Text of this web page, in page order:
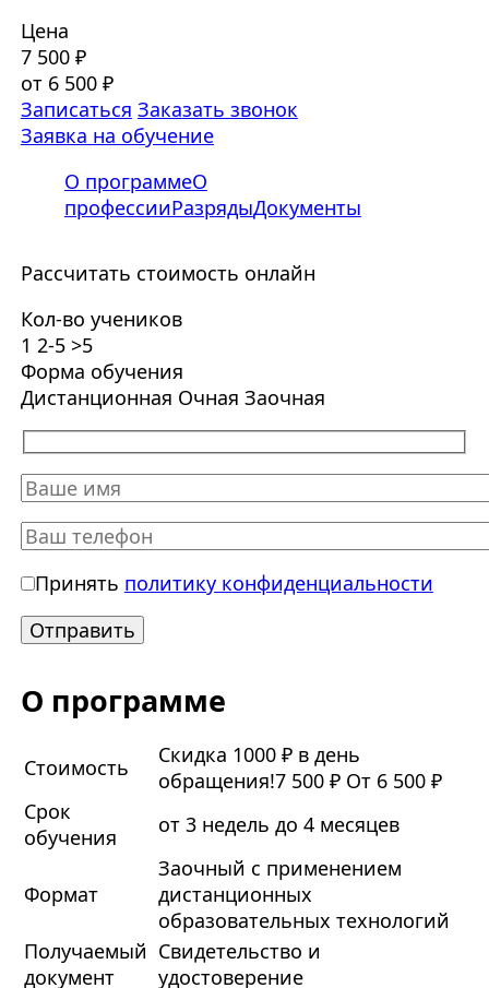
Цена
7 500 ₽
от 6 500 ₽
Записаться Заказать звонок
Заявка на обучение
О программеО
профессииРазрядыДокументы
Рассчитать стоимость онлайн
Кол-во учеников
1 2-5 >5
Форма обучения
Дистанционная Очная Заочная
Принять политику конфиденциальности
О программе
Стоимость
Скидка 1000 ₽ в день
обращения!7 500 ₽ От 6 500 ₽
Срок
обучения
от 3 недель до 4 месяцев
Формат
Заочный с применением
дистанционных
образовательных технологий
Получаемый
документ
Свидетельство и
удостоверение